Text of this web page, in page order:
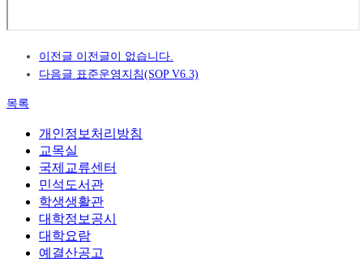
이전글 이전글이 없습니다.
다음글 표준운영지침(SOP V6.3)
목록
개인정보처리방침
교목실
국제교류센터
민석도서관
학생생활관
대학정보공시
대학요람
예결산공고